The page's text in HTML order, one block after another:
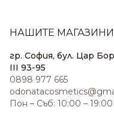
НАШИТЕ МАГАЗИНИ
гр. София, бул. Цар
III 93-95
0898 977 665
Пон – Съб: 10:00 – 19:00